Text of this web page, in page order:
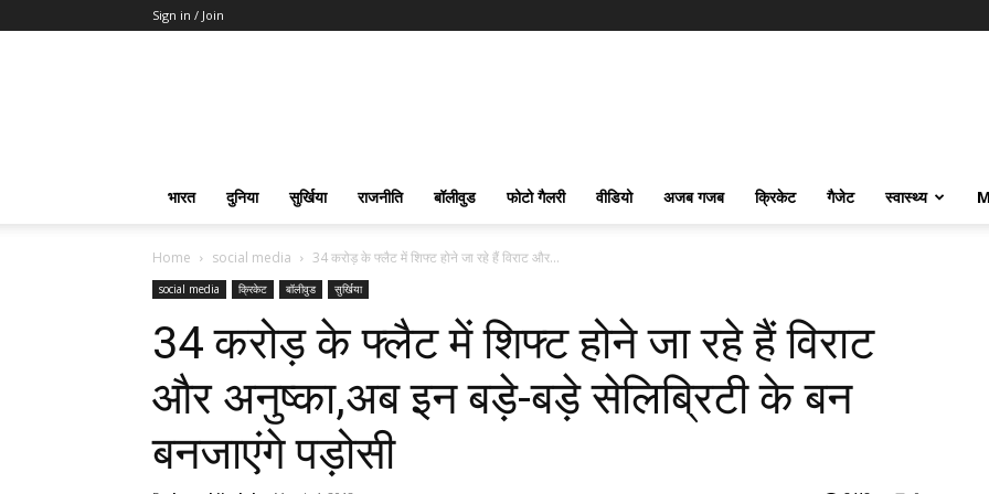
Sign in / Join
भारत दुनिया सुर्खिया राजनीति बॉलीवुड फोटो गैलरी वीडियो अजब गजब क्रिकेट गैजेट स्वास्थ्य
Home social media 34 करोड़ के फ्लैट में शिफ्ट होने जा रहे हैं विराट और...
social media क्रिकेट बॉलीवुड सुर्खिया
34 करोड़ के फ्लैट में शिफ्ट होने जा रहे हैं विराट
और अनुष्का,अब इन बड़े-बड़े सेलिब्रिटी के बन
बनजाएंगे पड़ोसी